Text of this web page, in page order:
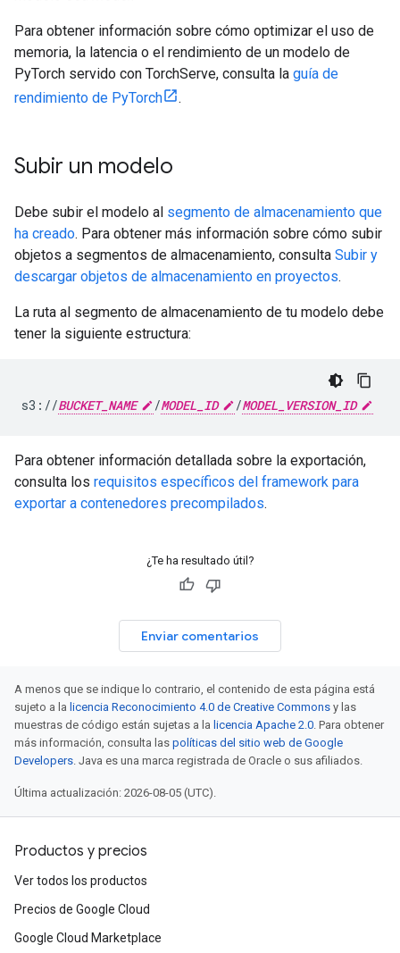
Para obtener información sobre cómo optimizar el uso de
memoria, la latencia o el rendimiento de un modelo de
PyTorch servido con TorchServe, consulta la guía de
rendimiento de PyTorch
.
Subir un modelo
Debe subir el modelo al segmento de almacenamiento que
ha creado. Para obtener más información sobre cómo subir
objetos a segmentos de almacenamiento, consulta Subir y
descargar objetos de almacenamiento en proyectos.
La ruta al segmento de almacenamiento de tu modelo debe
tener la siguiente estructura:
s3://BUCKET_NAME /MODEL_ID /MODEL_VERSION_ID
Para obtener información detallada sobre la exportación,
consulta los requisitos específicos del framework para
exportar a contenedores precompilados.
¿Te ha resultado útil?
Enviar comentarios
A menos que se indique lo contrario, el contenido de esta página está
sujeto a la licencia Reconocimiento 4.0 de Creative Commons y las
muestras de código están sujetas a la licencia Apache 2.0. Para obtener
más información, consulta las políticas del sitio web de Google
Developers. Java es una marca registrada de Oracle o sus afiliados.
Última actualización: 2026-08-05 (UTC).
Productos y precios
Ver todos los productos
Precios de Google Cloud
Google Cloud Marketplace